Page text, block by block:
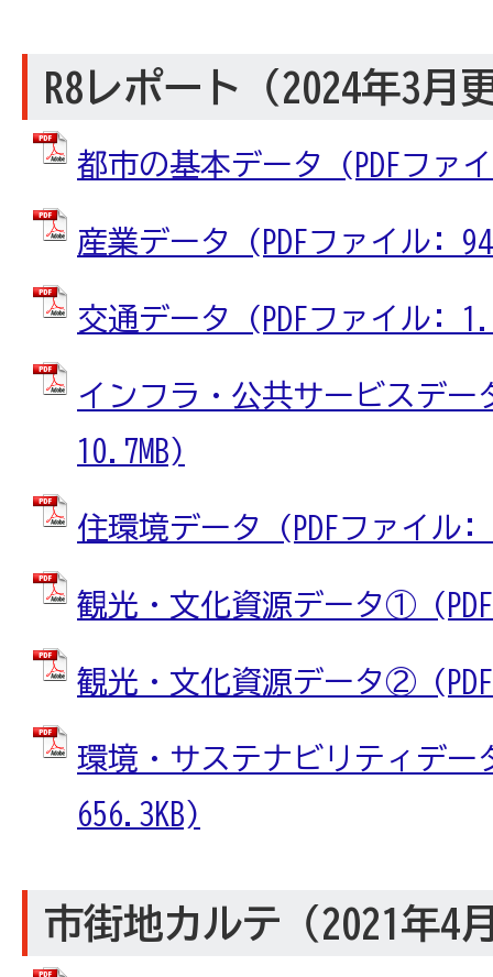
R8レポート（2024年3月
都市の基本データ (PDFファ
産業データ (PDFファイル:
交通データ (PDFファイル:
インフラ・公共サービスデー
10.7MB)
住環境データ (PDFファイル:
観光・文化資源データ①
観光・文化資源データ②
環境・サステナビリティデー
656.3KB)
市街地カルテ（2021年4